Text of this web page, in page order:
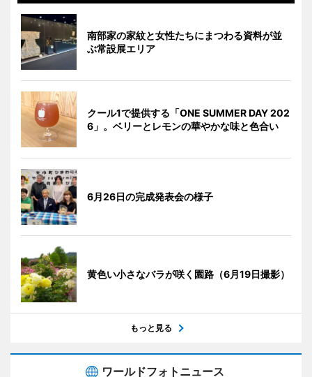
南部家の家紋と女性たちにまつわる資料が並
ぶ常設展エリア
クール1で提供する「ONE SUMMER DAY 202
6」。ベリーとレモンの華やかな味と色合い
6月26日の完成発表会の様子
黄色い小さなバラが咲く園路（6月19日撮影）
もっと見る
ワールドフォトニュース